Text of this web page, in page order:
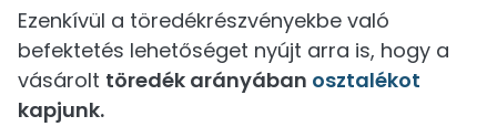
Ezenkívül a töredékrészvényekbe való
befektetés lehetőséget nyújt arra is, hogy a
vásárolt töredék arányában osztalékot
kapjunk.